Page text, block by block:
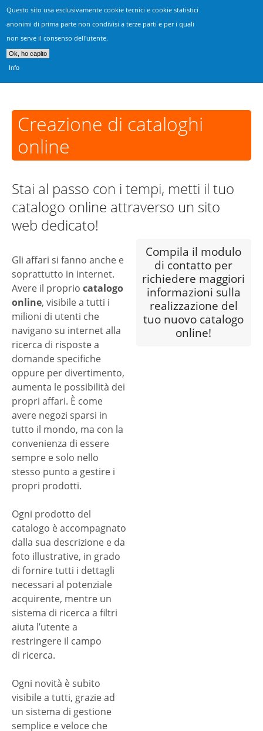
Questo sito usa esclusivamente cookie tecnici e cookie statistici
anonimi di prima parte non condivisi a terze parti e per i quali
non serve il consenso dell'utente.
Ok, ho capito
Info
Realizzazione Siti Vicenza
Consulenza, progettazione & sviluppo siti web
Creazione di cataloghi
online
Stai al passo con i tempi, metti il tuo
catalogo online attraverso un sito
web dedicato!
Gli affari si fanno anche e
soprattutto in internet.
Avere il proprio catalogo
online, visibile a tutti i
milioni di utenti che
navigano su internet alla
ricerca di risposte a
domande specifiche
oppure per divertimento,
aumenta le possibilità dei
propri affari. È come
avere negozi sparsi in
tutto il mondo, ma con la
convenienza di essere
sempre e solo nello
stesso punto a gestire i
propri prodotti.
Ogni prodotto del
catalogo è accompagnato
dalla sua descrizione e da
foto illustrative, in grado
di fornire tutti i dettagli
necessari al potenziale
acquirente, mentre un
sistema di ricerca a filtri
aiuta l’utente a
restringere il campo
di ricerca.
Ogni novità è subito
visibile a tutti, grazie ad
un sistema di gestione
semplice e veloce che
Compila il modulo
di contatto per
richiedere maggiori
informazioni sulla
realizzazione del
tuo nuovo catalogo
online!